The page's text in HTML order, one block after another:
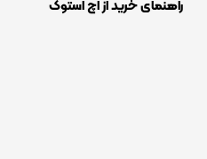
راهنمای خرید از اچ استوک